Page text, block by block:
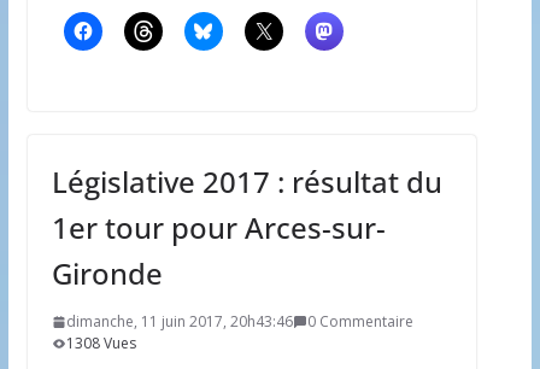
Législative 2017 : résultat du
1er tour pour Arces-sur-
Gironde
dimanche, 11 juin 2017, 20h43:46
0 Commentaire
1308 Vues